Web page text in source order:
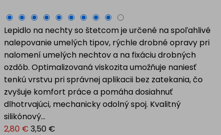
Lepidlo na nechty so štetcom je určené na spoľahlivé
nalepovanie umelých tipov, rýchle drobné opravy pri
nalomení umelých nechtov a na fixáciu drobných
ozdôb. Optimalizovaná viskozita umožňuje naniesť
tenkú vrstvu pri správnej aplikacii bez zatekania, čo
zvyšuje komfort práce a pomáha dosiahnuť
dlhotrvajúci, mechanicky odolný spoj. Kvalitný
silikónový...
2,80 € 3,50 €